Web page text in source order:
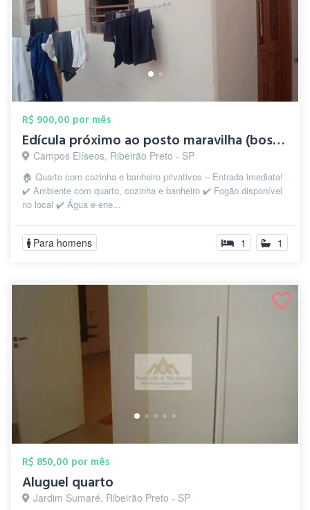
R$ 900,00 por mês
Edícula próximo ao posto maravilha (bosq...
Campos Elíseos, Ribeirão Preto - SP
🏠 Quarto com cozinha e banheiro privativos – Entrada imediata!
✔️ Ambiente com quarto, cozinha e banheiro ✔️ Fogão disponível
no local ✔️ Água e ene...
Para homens 1 1
R$ 850,00 por mês
Aluguel quarto
Jardim Sumaré, Ribeirão Preto - SP